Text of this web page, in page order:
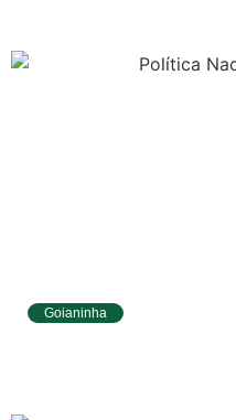
Goianinha